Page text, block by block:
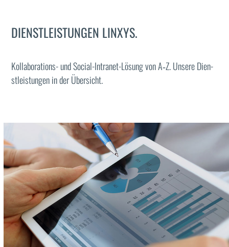
DIENSTLEISTUNGEN LINXYS.
Kol­lab­o­ra­tions- und Social-Intranet-Lösung von A‑Z. Unsere Dien­
stleis­tun­gen in der Über­sicht.